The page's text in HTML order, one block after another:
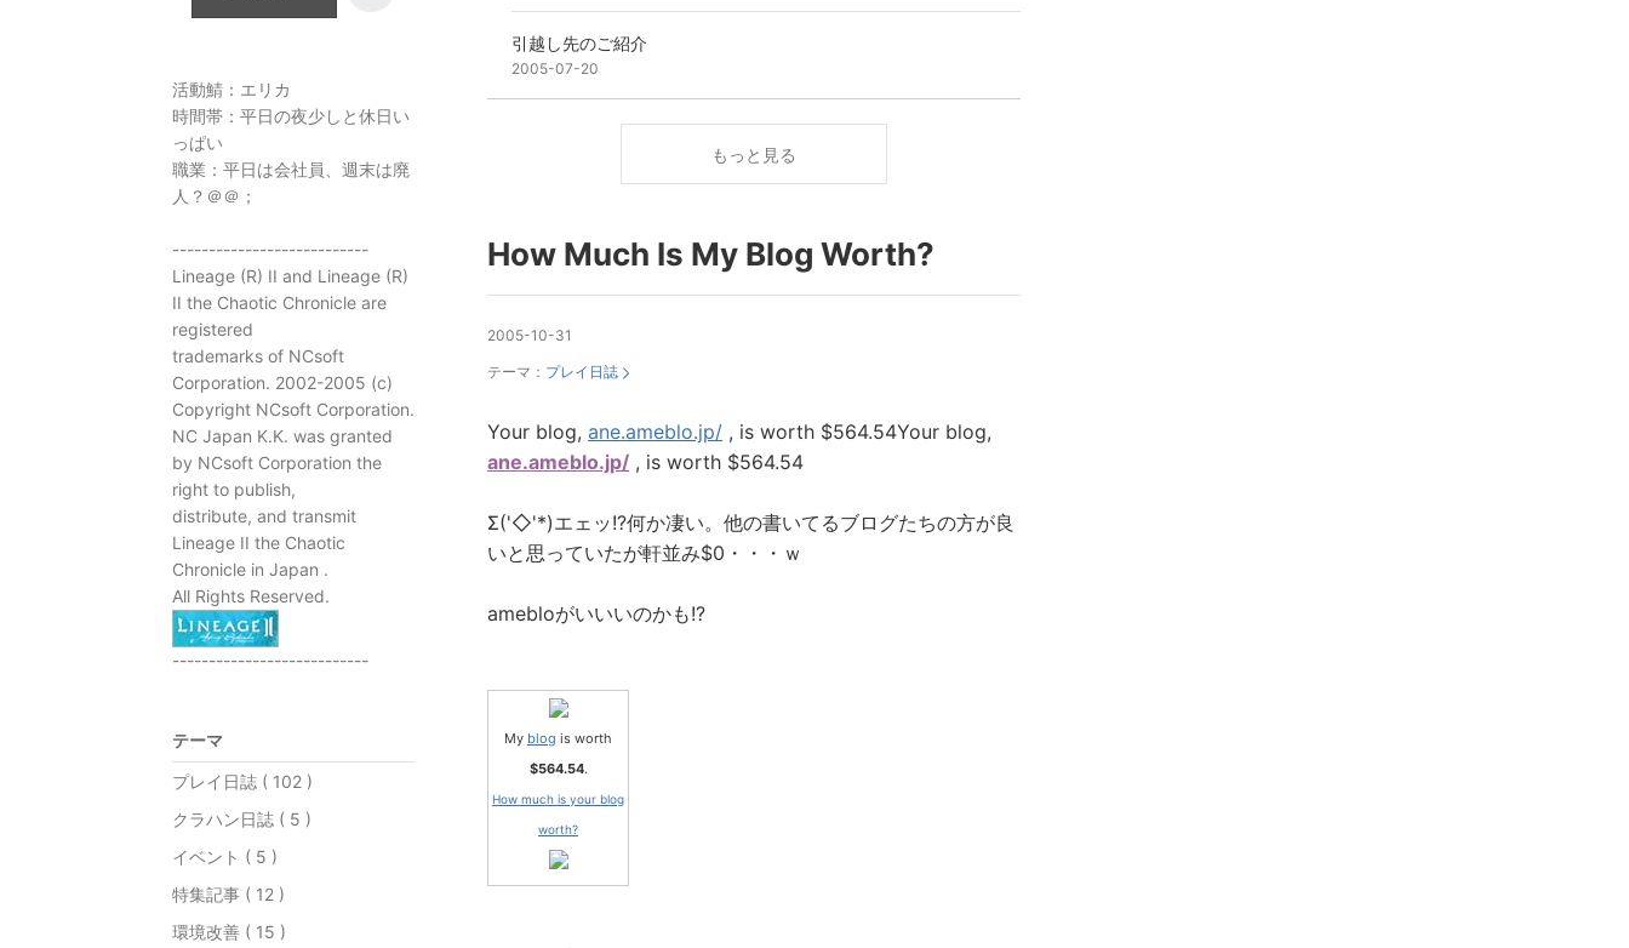
引越し先のご紹介
2005-07-20
もっと見る
How Much Is My Blog Worth?
2005-10-31
テーマ： プレイ日誌
Your blog, ane.ameblo.jp/ , is worth $564.54Your blog,
ane.ameblo.jp/ , is worth $564.54
Σ('◇'*)エェッ!?何か凄い。他の書いてるブログたちの方が良
いと思っていたが軒並み$0・・・ｗ
amebloがいいいのかも!?
My blog is worth
$564.54.
How much is your blog
worth?
活動鯖：エリカ
時間帯：平日の夜少しと休日い
っぱい
職業：平日は会社員、週末は廃
人？＠＠；
---------------------------
Lineage (R) II and Lineage (R)
II the Chaotic Chronicle are
registered
trademarks of NCsoft
Corporation. 2002-2005 (c)
Copyright NCsoft Corporation.
NC Japan K.K. was granted
by NCsoft Corporation the
right to publish,
distribute, and transmit
Lineage II the Chaotic
Chronicle in Japan .
All Rights Reserved.
---------------------------
テーマ
プレイ日誌 ( 102 )
クラハン日誌 ( 5 )
イベント ( 5 )
特集記事 ( 12 )
環境改善 ( 15 )